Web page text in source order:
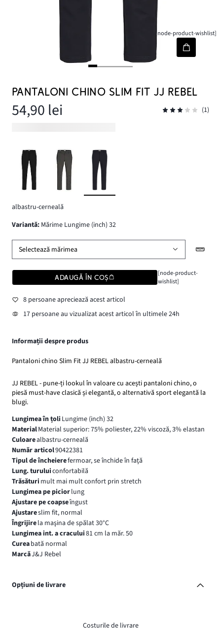
[node-product-wishlist]
PANTALONI CHINO SLIM FIT JJ REBEL
54,90 lei (1)
albastru-cerneală
variantă: Mărime Lungime (inch) 32
Selectează mărimea
ADAUGĂ ÎN COȘ
[node-product-
wishlist]
8 persoane apreciează acest articol
17 persoane au vizualizat acest articol în ultimele 24h
Informații despre produs
Pantaloni chino Slim Fit JJ REBEL albastru-cerneală
JJ REBEL - pune-ți lookul în valoare cu acești pantaloni chino, o
piesă must-have clasică și elegantă, o alternativă sport elegantă la
blugi.
Lungimea în țoli Lungime (inch) 32
MaterialMaterial superior: 75% poliester, 22% viscoză, 3% elastan
Culoarealbastru-cerneală
Număr articol90422381
Tipul de încheierefermoar, se închide în faţă
Lung. turuluiconfortabilă
Trăsături mult mai mult confort prin stretch
Lungimea pe piciorlung
Ajustare pe coapseîngust
Ajustareslim fit, normal
Îngrijirela maşina de spălat 30°C
Lungimea int. a cracului81 cm la măr. 50
Cureabată normal
MarcăJ&J Rebel
Opțiuni de livrare
Costurile de livrare